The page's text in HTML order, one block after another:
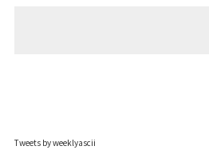
Tweets by weeklyascii